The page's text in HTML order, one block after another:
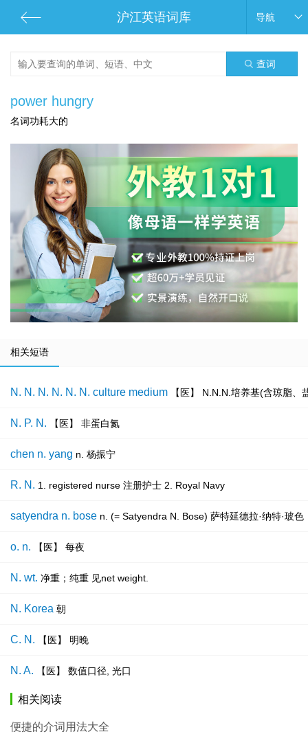
沪江英语词库 导航
查词
power hungry
名词功耗大的
相关短语
N. N. N. N. N. N. culture medium 【医】 N.N.N.培养基(含琼脂
N. P. N. 【医】 非蛋白氮
chen n. yang n. 杨振宁
R. N. 1. registered nurse 注册护士 2. Royal Navy
satyendra n. bose n. (= Satyendra N. Bose) 萨特延德拉·纳特·玻
o. n. 【医】 每夜
N. wt. 净重；纯重 见net weight.
N. Korea 朝
C. N. 【医】 明晚
N. A. 【医】 数值口径, 光口
相关阅读
便捷的介词用法大全